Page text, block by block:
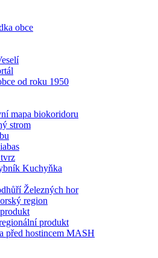
obce
od roku 1950
mapa biokoridoru
strom
Kuchyňka
Železných hor
region
produkt
před hostincem MASH